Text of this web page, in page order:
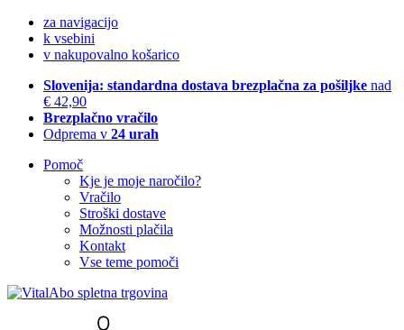
za navigacijo
k vsebini
v nakupovalno košarico
Slovenija: standardna dostava brezplačna za pošiljke nad
€ 42,90
Brezplačno vračilo
Odprema v 24 urah
Pomoč
Kje je moje naročilo?
Vračilo
Stroški dostave
Možnosti plačila
Kontakt
Vse teme pomoči